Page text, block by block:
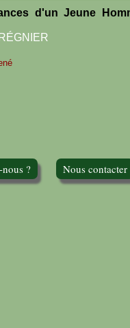
d'un Jeune
? Nous contacter